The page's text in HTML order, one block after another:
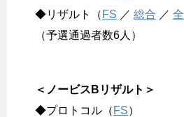
◆リザルト（ FS ／ 総合 ／
（予選通過者数6人）
＜ノービスBリザルト＞
◆プロトコル（ FS）